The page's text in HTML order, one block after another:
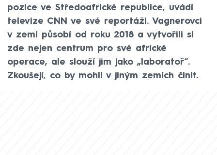
pozice ve Středoafrické republice, uvádí
televize CNN ve své reportáži. Vagnerovci
v zemi působí od roku 2018 a vytvořili si
zde nejen centrum pro své africké
operace, ale slouží jim jako „laboratoř“.
Zkoušejí, co by mohli v jiným zemích činit.